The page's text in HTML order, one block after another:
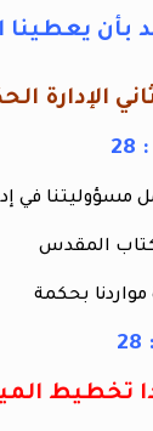
مسؤوليتنا في
المقدس
مواردنا بحكمة
تخطيط